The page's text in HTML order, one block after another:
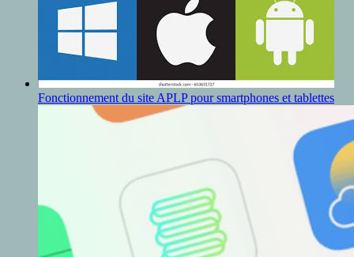
Fonctionnement du site APLP pour smartphones et tablettes